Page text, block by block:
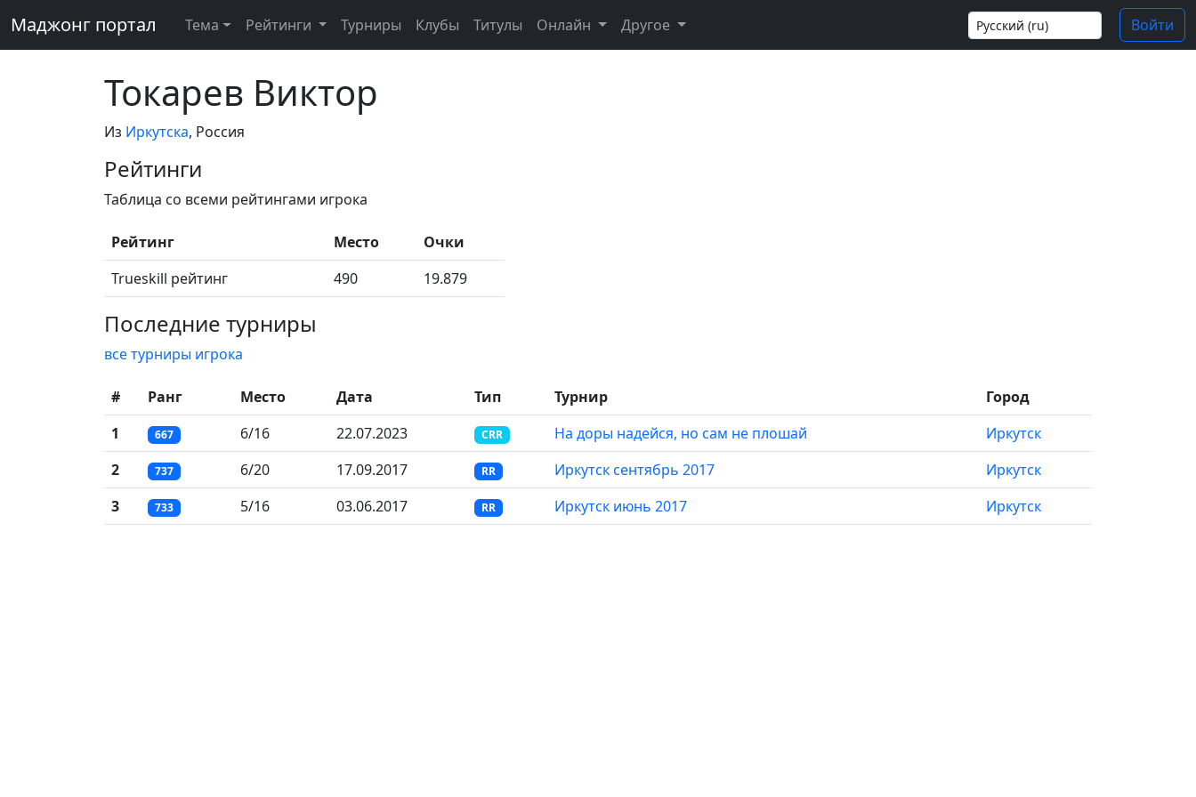
Маджонг портал Тема Рейтинги Турниры Клубы Титулы Онлайн Другое Войти
Токарев Виктор
Из Иркутска, Россия
Рейтинги
Таблица со всеми рейтингами игрока
Рейтинг Место
Очки
Trueskill рейтинг
490 19.879
Последние турниры
все турниры игрока
# Ранг Место Дата Тип Турнир
Город
1
667 6/16 22.07.2023 CRR На доры надейся, но сам не плошай
Иркутск
2
737 6/20 17.09.2017 RR Иркутск сентябрь 2017
Иркутск
3
733 5/16 03.06.2017 RR Иркутск июнь 2017 Иркутск